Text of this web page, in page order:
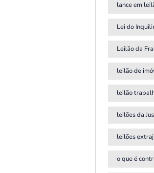
lance em
Lei do
Leilão da
leilão de
leilão
leilões da
leilões
o que é